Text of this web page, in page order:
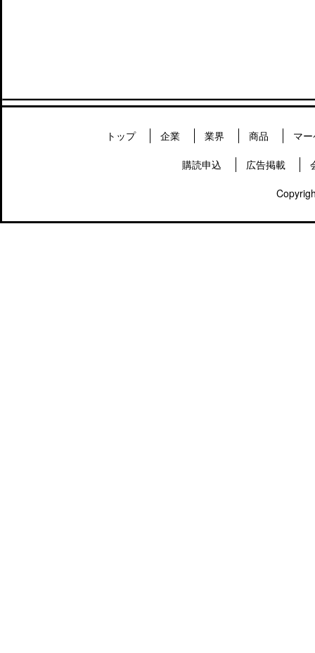
トップ 企業 業界 商品 マ
購読申込 広告掲載